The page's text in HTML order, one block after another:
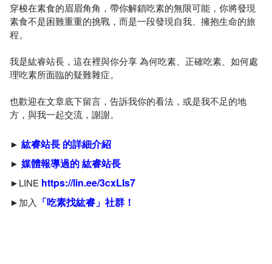
穿梭在素食的眉眉角角，帶你解鎖吃素的無限可能，你將發現
素食不是困難重重的挑戰，而是一段發現自我、擁抱生命的旅
程。
我是紘睿站長，這在裡與你分享 為何吃素、正確吃素、如何處
理吃素所面臨的疑難雜症。
也歡迎在文章底下留言，告訴我你的看法，或是我不足的地
方，與我一起交流，謝謝。
► 紘睿站長 的詳細介紹
► 媒體報導過的 紘睿站長
►LINE https://lin.ee/3cxLIs7
►加入 「吃素找紘睿」社群！